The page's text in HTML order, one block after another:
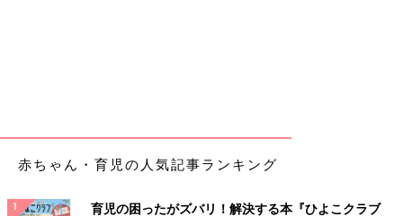
赤ちゃん・育児の人気記事ランキング
育児の困ったがズバリ！解決する本『ひよこクラブ